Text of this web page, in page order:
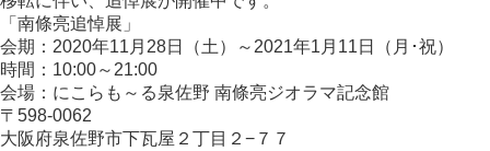
「南條亮追悼展」
会期：2020年11月28日（土）～2021年1月11日（月･祝）
時間：10:00～21:00
会場：にこらも～る泉佐野 南條亮ジオラマ記念館
〒598-0062
大阪府泉佐野市下瓦屋２丁目２−７７